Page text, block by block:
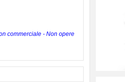
commerciale - Non opere